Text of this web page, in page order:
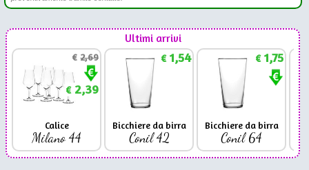
Ultimi arrivi
€2,69
€2,39
Calice
Milano 44
€1,54
Bicchiere da birra
Conil 42
€1,75
Bicchiere da birra
Conil 64